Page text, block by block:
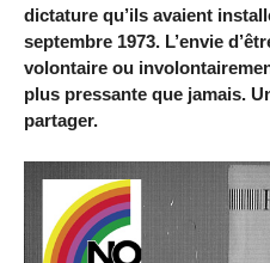
dictature qu’ils avaient
septembre 1973. L’envie
volontaire ou
plus pressante que jamais.
partager.